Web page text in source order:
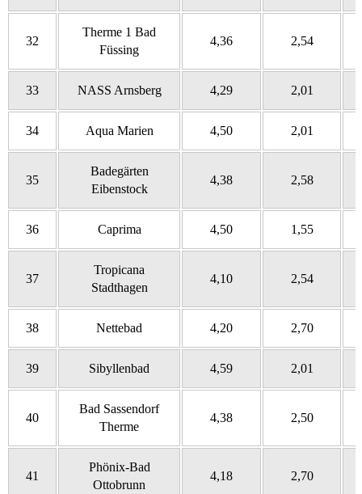
32
Therme 1 Bad
Füssing
4,36 2,54
33 NASS Arnsberg 4,29 2,01
34 Aqua Marien 4,50 2,01
35
Badegärten
Eibenstock
4,38 2,58
36 Caprima 4,50 1,55
37
Tropicana
Stadthagen
4,10 2,54
38 Nettebad 4,20 2,70
39 Sibyllenbad 4,59 2,01
40
Bad Sassendorf
Therme
4,38 2,50
41
Phönix-Bad
Ottobrunn
4,18 2,70